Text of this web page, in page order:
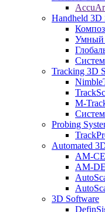
Handheld 3D
Умный
Tracking 3D
M-
Probing
Automated
AM-
AM-
3D Software